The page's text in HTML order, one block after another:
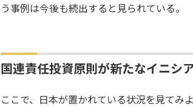
う事例は今後も続出すると見られている。
国連責任投資原則が新たなイニシ
ここで、日本が置かれている状況を見てみ